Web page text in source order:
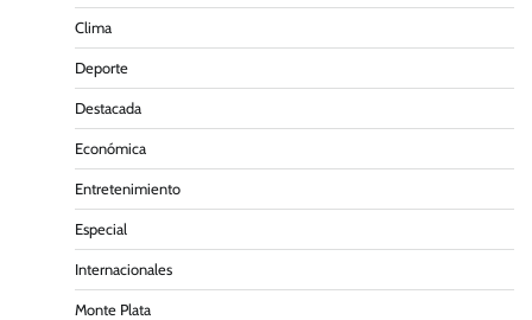
Clima
Deporte
Destacada
Económica
Entretenimiento
Especial
Internacionales
Monte Plata